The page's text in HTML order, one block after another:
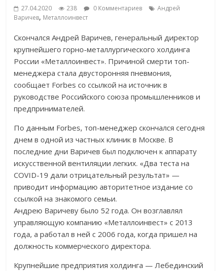
27.04.2020 238 0 Комментариев
Андрей
Варичев, Металлоинвест
Скончался Андрей Варичев, генеральный директор
крупнейшего горно-металлургического холдинга
России «Металлоинвест». Причиной смерти топ-
менеджера стала двусторонняя пневмония,
сообщает Forbes со ссылкой на источник в
руководстве Российского союза промышленников и
предпринимателей.
По данным Forbes, топ-менеджер скончался сегодня
днем в одной из частных клиник в Москве. В
последние дни Варичев был подключен к аппарату
искусственной вентиляции легких. «Два теста на
COVID-19 дали отрицательный результат» —
приводит информацию авторитетное издание со
ссылкой на знакомого семьи.
Андрею Варичеву было 52 года. Он возглавлял
управляющую компанию «Металлоинвест» с 2013
года, а работал в ней с 2006 года, когда пришел на
должность коммерческого директора.
Крупнейшие предприятия холдинга — Лебединский